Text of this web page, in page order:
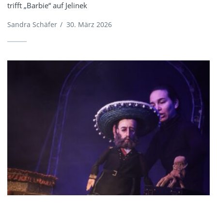
trifft „Barbie“ auf Jelinek
Sandra Schäfer / 30. März 2026